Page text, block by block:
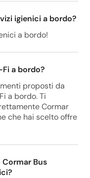
igienici a bordo?
a bordo!
a bordo?
proposti da
a bordo. Ti
Cormar
che hai scelto offre
Bus